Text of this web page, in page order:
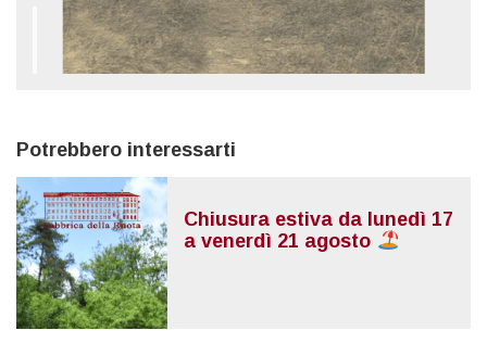
Potrebbero interessarti
Chiusura estiva da lunedì 17
a venerdì 21 agosto